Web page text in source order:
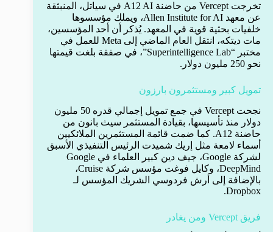
تخرجت Vercept من حاضنة A12 AI في سياتل، المنبثقة
عن معهد Allen Institute for AI، ويملك مؤسسوها
خلفيات بحثية قوية في المعهد. يُذكر أن أحد المؤسسين،
مات ديتكه، انتقل العام الماضي إلى Meta للعمل في
مختبر “Superintelligence Lab”، في صفقة بلغت قيمتها
نحو 250 مليون دولار.
تمويل كبير ومستثمرون بارزون
نجحت Vercept في جمع تمويل إجمالي قدره 50 مليون
دولار منذ تأسيسها، بقيادة المستثمر سيث بانون من
حاضنة A12. كما ضمت قائمة المستثمرين الملائكيين
أسماء لامعة مثل إريك شميدت الرئيس التنفيذي الأسبق
لشركة Google، جيف دين كبير العلماء في Google
DeepMind، وكايل فوغت مؤسس شركة Cruise،
بالإضافة إلى أرش فردوسي الشريك المؤسس لـ
Dropbox.
فريق Vercept ومن يغادر